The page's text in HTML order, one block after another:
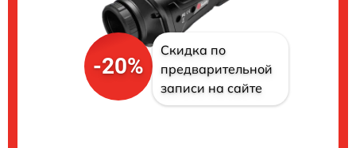
-20%
Скидка по
предварительной
записи на сайте